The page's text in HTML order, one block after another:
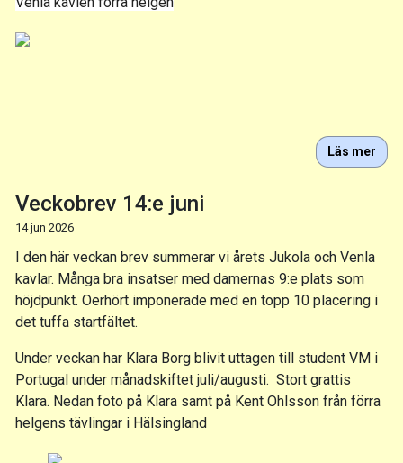
Läs mer
Veckobrev 14:e juni
14 jun 2026
I den här veckan brev summerar vi årets Jukola och Venla
kavlar. Många bra insatser med damernas 9:e plats som
höjdpunkt. Oerhört imponerade med en topp 10 placering i
det tuffa startfältet.
Under veckan har Klara Borg blivit uttagen till student VM i
Portugal under månadskiftet juli/augusti. Stort grattis
Klara. Nedan foto på Klara samt på Kent Ohlsson från förra
helgens tävlingar i Hälsingland